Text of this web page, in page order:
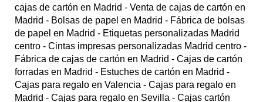
cajas de cartón en Madrid - Venta de cajas de cartón en
Madrid - Bolsas de papel en Madrid - Fábrica de bolsas
de papel en Madrid - Etiquetas personalizadas Madrid
centro - Cintas impresas personalizadas Madrid centro -
Fábrica de cajas de cartón en Madrid - Cajas de cartón
forradas en Madrid - Estuches de cartón en Madrid -
Cajas para regalo en Valencia - Cajas para regalo en
Madrid - Cajas para regalo en Sevilla - Cajas cartón